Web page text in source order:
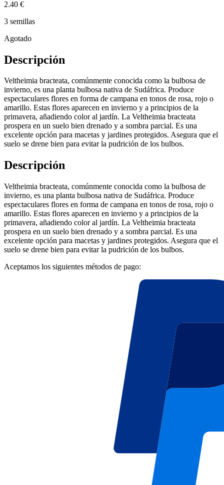
2.40 €
3 semillas
Agotado
Descripción
Veltheimia bracteata, comúnmente conocida como la bulbosa de
invierno, es una planta bulbosa nativa de Sudáfrica. Produce
espectaculares flores en forma de campana en tonos de rosa, rojo o
amarillo. Estas flores aparecen en invierno y a principios de la
primavera, añadiendo color al jardín. La Veltheimia bracteata
prospera en un suelo bien drenado y a sombra parcial. Es una
excelente opción para macetas y jardines protegidos. Asegura que el
suelo se drene bien para evitar la pudrición de los bulbos.
Descripción
Veltheimia bracteata, comúnmente conocida como la bulbosa de
invierno, es una planta bulbosa nativa de Sudáfrica. Produce
espectaculares flores en forma de campana en tonos de rosa, rojo o
amarillo. Estas flores aparecen en invierno y a principios de la
primavera, añadiendo color al jardín. La Veltheimia bracteata
prospera en un suelo bien drenado y a sombra parcial. Es una
excelente opción para macetas y jardines protegidos. Asegura que el
suelo se drene bien para evitar la pudrición de los bulbos.
Aceptamos los siguientes métodos de pago: